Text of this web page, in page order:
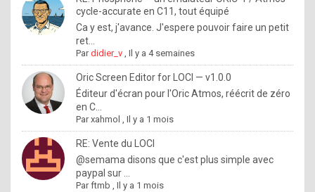
e
.
I
f
y
u
w
cycle-accurate en C11, tout équipé
Ca y est, j'avance. J'espere pouvoir faire un petit
ret...
Pardidier_v ,Il y a 4 semaines
Oric Screen Editor for LOCI — v1.0.0
Éditeur d'écran pour l'Oric Atmos, réécrit de zéro
en C...
Parxahmol ,Il y a 1 mois
RE: Vente du LOCI
@semama disons que c'est plus simple avec
paypal sur ...
Parftmb ,Il y a 1 mois